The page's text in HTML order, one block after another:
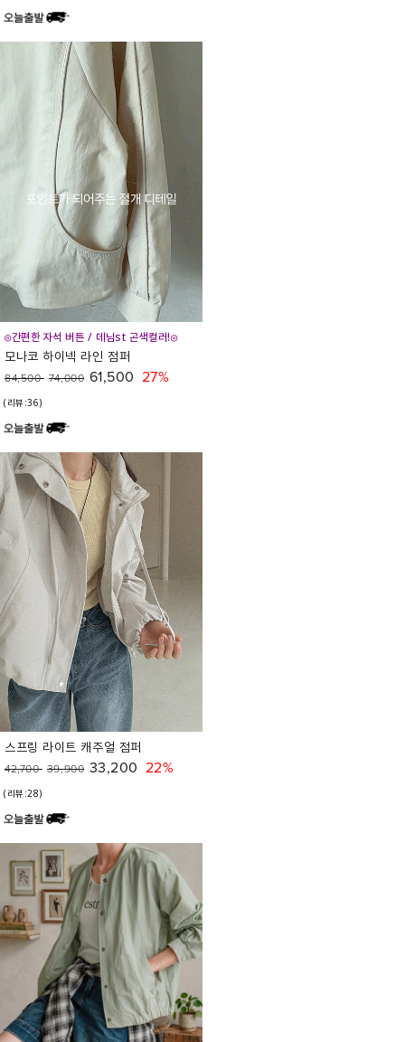
◎간편한 자석 버튼 / 데님st 곤색컬러!◎
모나코 하이넥 라인 점퍼
84,500 74,000 61,500 27%
(리뷰:36)
스프링 라이트 캐주얼 점퍼
42,700 39,900 33,200 22%
(리뷰:28)